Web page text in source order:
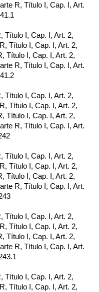
R, Título I, Cap. I, Art.
Título I, Cap. I, Art. 2,
Título I, Cap. I, Art. 2,
Título I, Cap. I, Art. 2,
R, Título I, Cap. I, Art.
Título I, Cap. I, Art. 2,
Título I, Cap. I, Art. 2,
Título I, Cap. I, Art. 2,
R, Título I, Cap. I, Art.
Título I, Cap. I, Art. 2,
Título I, Cap. I, Art. 2,
Título I, Cap. I, Art. 2,
R, Título I, Cap. I, Art.
Título I, Cap. I, Art. 2,
Título I, Cap. I, Art. 2,
Título I, Cap. I, Art. 2,
R, Título I, Cap. I, Art.
Título I, Cap. I, Art. 2,
Título I, Cap. I, Art. 2,